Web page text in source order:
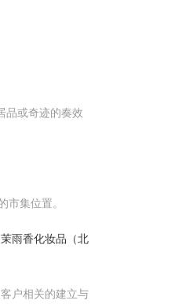
品或奇迹的奏效
集位置。
茉雨香化妆品（北
户相关的建立与